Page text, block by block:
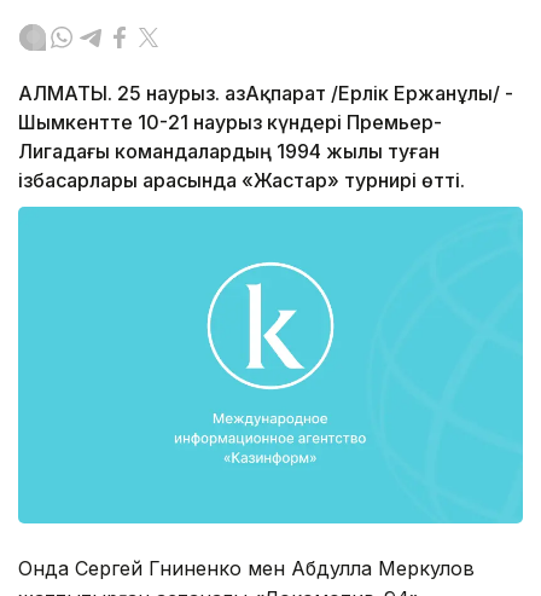
АЛМАТЫ. 25 наурыз. ҚазАқпарат /Ерлік Ержанұлы/ -
Шымкентте 10-21 наурыз күндері Премьер-
Лигадағы командалардың 1994 жылы туған
ізбасарлары арасында «Жастар» турнирі өтті.
Онда Сергей Гниненко мен Абдулла Меркулов